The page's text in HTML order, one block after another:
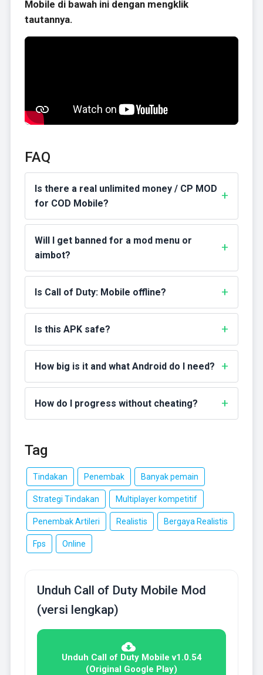
Mobile di bawah ini dengan mengklik
tautannya.
FAQ
Is there a real unlimited money / CP MOD
for COD Mobile?
Will I get banned for a mod menu or
aimbot?
Is Call of Duty: Mobile offline?
Is this APK safe?
How big is it and what Android do I need?
How do I progress without cheating?
Tag
Tindakan Penembak Banyak pemain
Strategi Tindakan Multiplayer kompetitif
Penembak Artileri Realistis Bergaya Realistis
Fps Online
Unduh Call of Duty Mobile Mod
(versi lengkap)
Unduh Call of Duty Mobile v1.0.54
(Original Google Play)